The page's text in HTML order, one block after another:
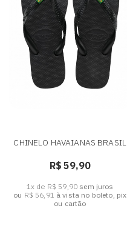
CHINELO HAVAIANAS BRASIL
R$ 59,90
1x de R$ 59,90 sem juros
ou R$ 56,91 à vista no boleto, pix
ou cartão